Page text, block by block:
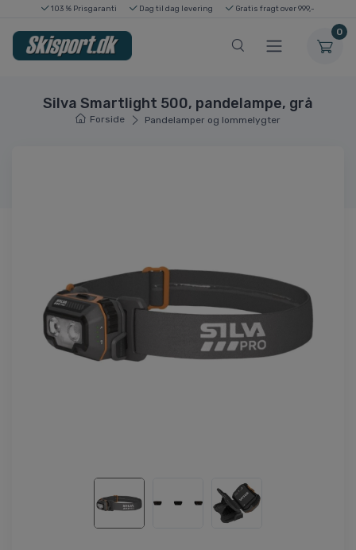
103 % Prisgaranti Dag til dag levering Gratis fragt over 999,-
0
Silva Smartlight 500, pandelampe, grå
Forside Pandelamper og lommelygter